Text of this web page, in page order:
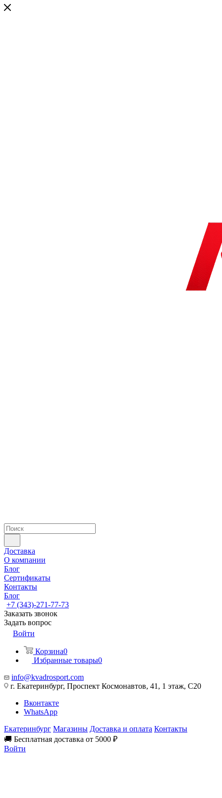
Доставка
О компании
Блог
Сертификаты
Контакты
Блог
+7 (343)-271-77-73
Заказать звонок
Задать вопрос
Войти
Корзина0
Избранные товары0
info@kvadrosport.com
г. Екатеринбург, Проспект Космонавтов, 41, 1 этаж, С20
Вконтакте
WhatsApp
Екатеринбург Магазины Доставка и оплата Контакты
🚚 Бесплатная доставка от 5000 ₽
Войти